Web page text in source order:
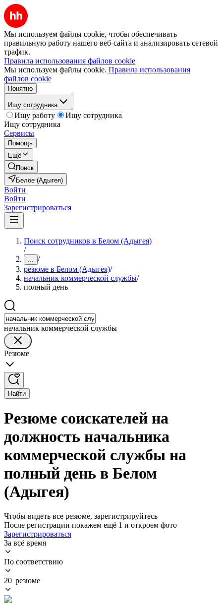
Мы используем файлы cookie, чтобы обеспечивать
правильную работу нашего веб-сайта и анализировать сетевой
трафик.
Правила использования файлов cookie
Мы используем файлы cookie. Правила использования
файлов cookie
Понятно
Ищу сотрудника
Ищу работу
Ищу сотрудника
Ищу сотрудника
Сервисы
Помощь
Ещё
Поиск
Белое (Адыгея)
Войти
Войти
Зарегистрироваться
Поиск сотрудников в Белом (Адыгея)
/
... /
резюме в Белом (Адыгея)/
начальник коммерческой службы/
полный день
начальник коммерческой службы
Резюме
Найти
Резюме соискателей на
должность начальника
коммерческой службы на
полный день в Белом
(Адыгея)
Чтобы видеть все резюме, зарегистрируйтесь
После регистрации покажем ещё 1 и откроем фото
Зарегистрироваться
За всё время
По соответствию
20 резюме